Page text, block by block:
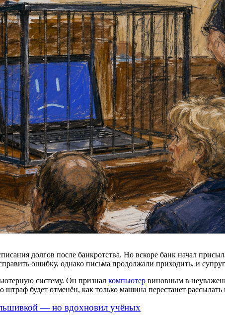
долгов после банкротства. Но вскоре банк начал
ошибку, однако письма продолжали приходить, и
систему. Он признал компьютер виновным в
будет отменён, как только машина перестанет
— но вдохновил учёных